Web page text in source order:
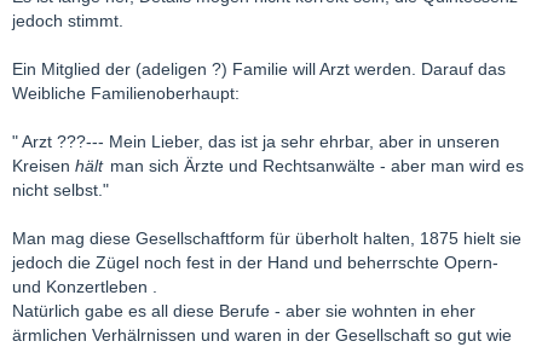
jedoch stimmt.
Ein Mitglied der (adeligen ?) Familie will Arzt werden. Darauf das
Weibliche Familienoberhaupt:
" Arzt ???--- Mein Lieber, das ist ja sehr ehrbar, aber in unseren
Kreisen hält man sich Ärzte und Rechtsanwälte - aber man wird es
nicht selbst."
Man mag diese Gesellschaftform für überholt halten, 1875 hielt sie
jedoch die Zügel noch fest in der Hand und beherrschte Opern-
und Konzertleben .
Natürlich gabe es all diese Berufe - aber sie wohnten in eher
ärmlichen Verhälrnissen und waren in der Gesellschaft so gut wie